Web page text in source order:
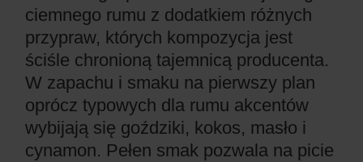
ciemnego rumu z dodatkiem różnych
przypraw, których kompozycja jest
ściśle chronioną tajemnicą producenta.
W zapachu i smaku na pierwszy plan
oprócz typowych dla rumu akcentów
wybijają się goździki, kokos, masło i
cynamon. Pełen smak pozwala na picie